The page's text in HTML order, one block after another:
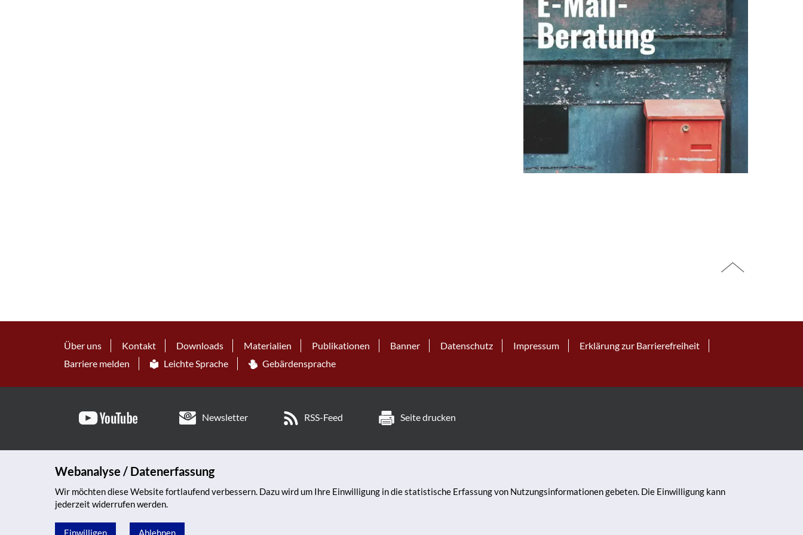
Über uns Kontakt Downloads Materialien Publikationen Banner Datenschutz Impressum
Erklärung zur Barrierefreiheit
Barriere melden
Leichte Sprache Gebärdensprache
Newsletter RSS-Feed Seite drucken
Webanalyse / Datenerfassung
Wir möchten diese Website fortlaufend verbessern. Dazu wird um Ihre Einwilligung in die statistische Erfassung von Nutzungsinformationen gebeten. Die Einwilligung kann
jederzeit widerrufen werden.
Einwilligen Ablehnen